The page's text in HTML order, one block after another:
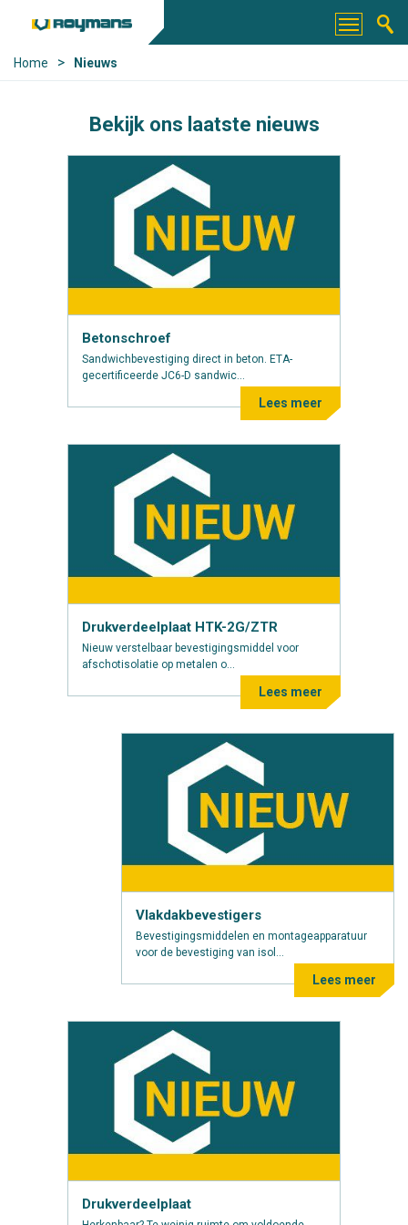
Home > Nieuws
Bekijk ons laatste nieuws
Betonschroef
Sandwichbevestiging direct in beton. ETA-
gecertificeerde JC6-D sandwic...
Lees meer
Drukverdeelplaat HTK-2G/ZTR
Nieuw verstelbaar bevestigingsmiddel voor
afschotisolatie op metalen o...
Lees meer
Vlakdakbevestigers
Bevestigingsmiddelen en montageapparatuur
voor de bevestiging van isol...
Lees meer
Drukverdeelplaat